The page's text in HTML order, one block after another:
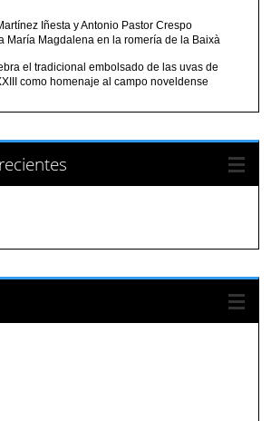
Iñesta y Antonio Pastor Crespo
María Magdalena en la romería de la Baixà
el tradicional embolsado de las uvas de
como homenaje al campo noveldense